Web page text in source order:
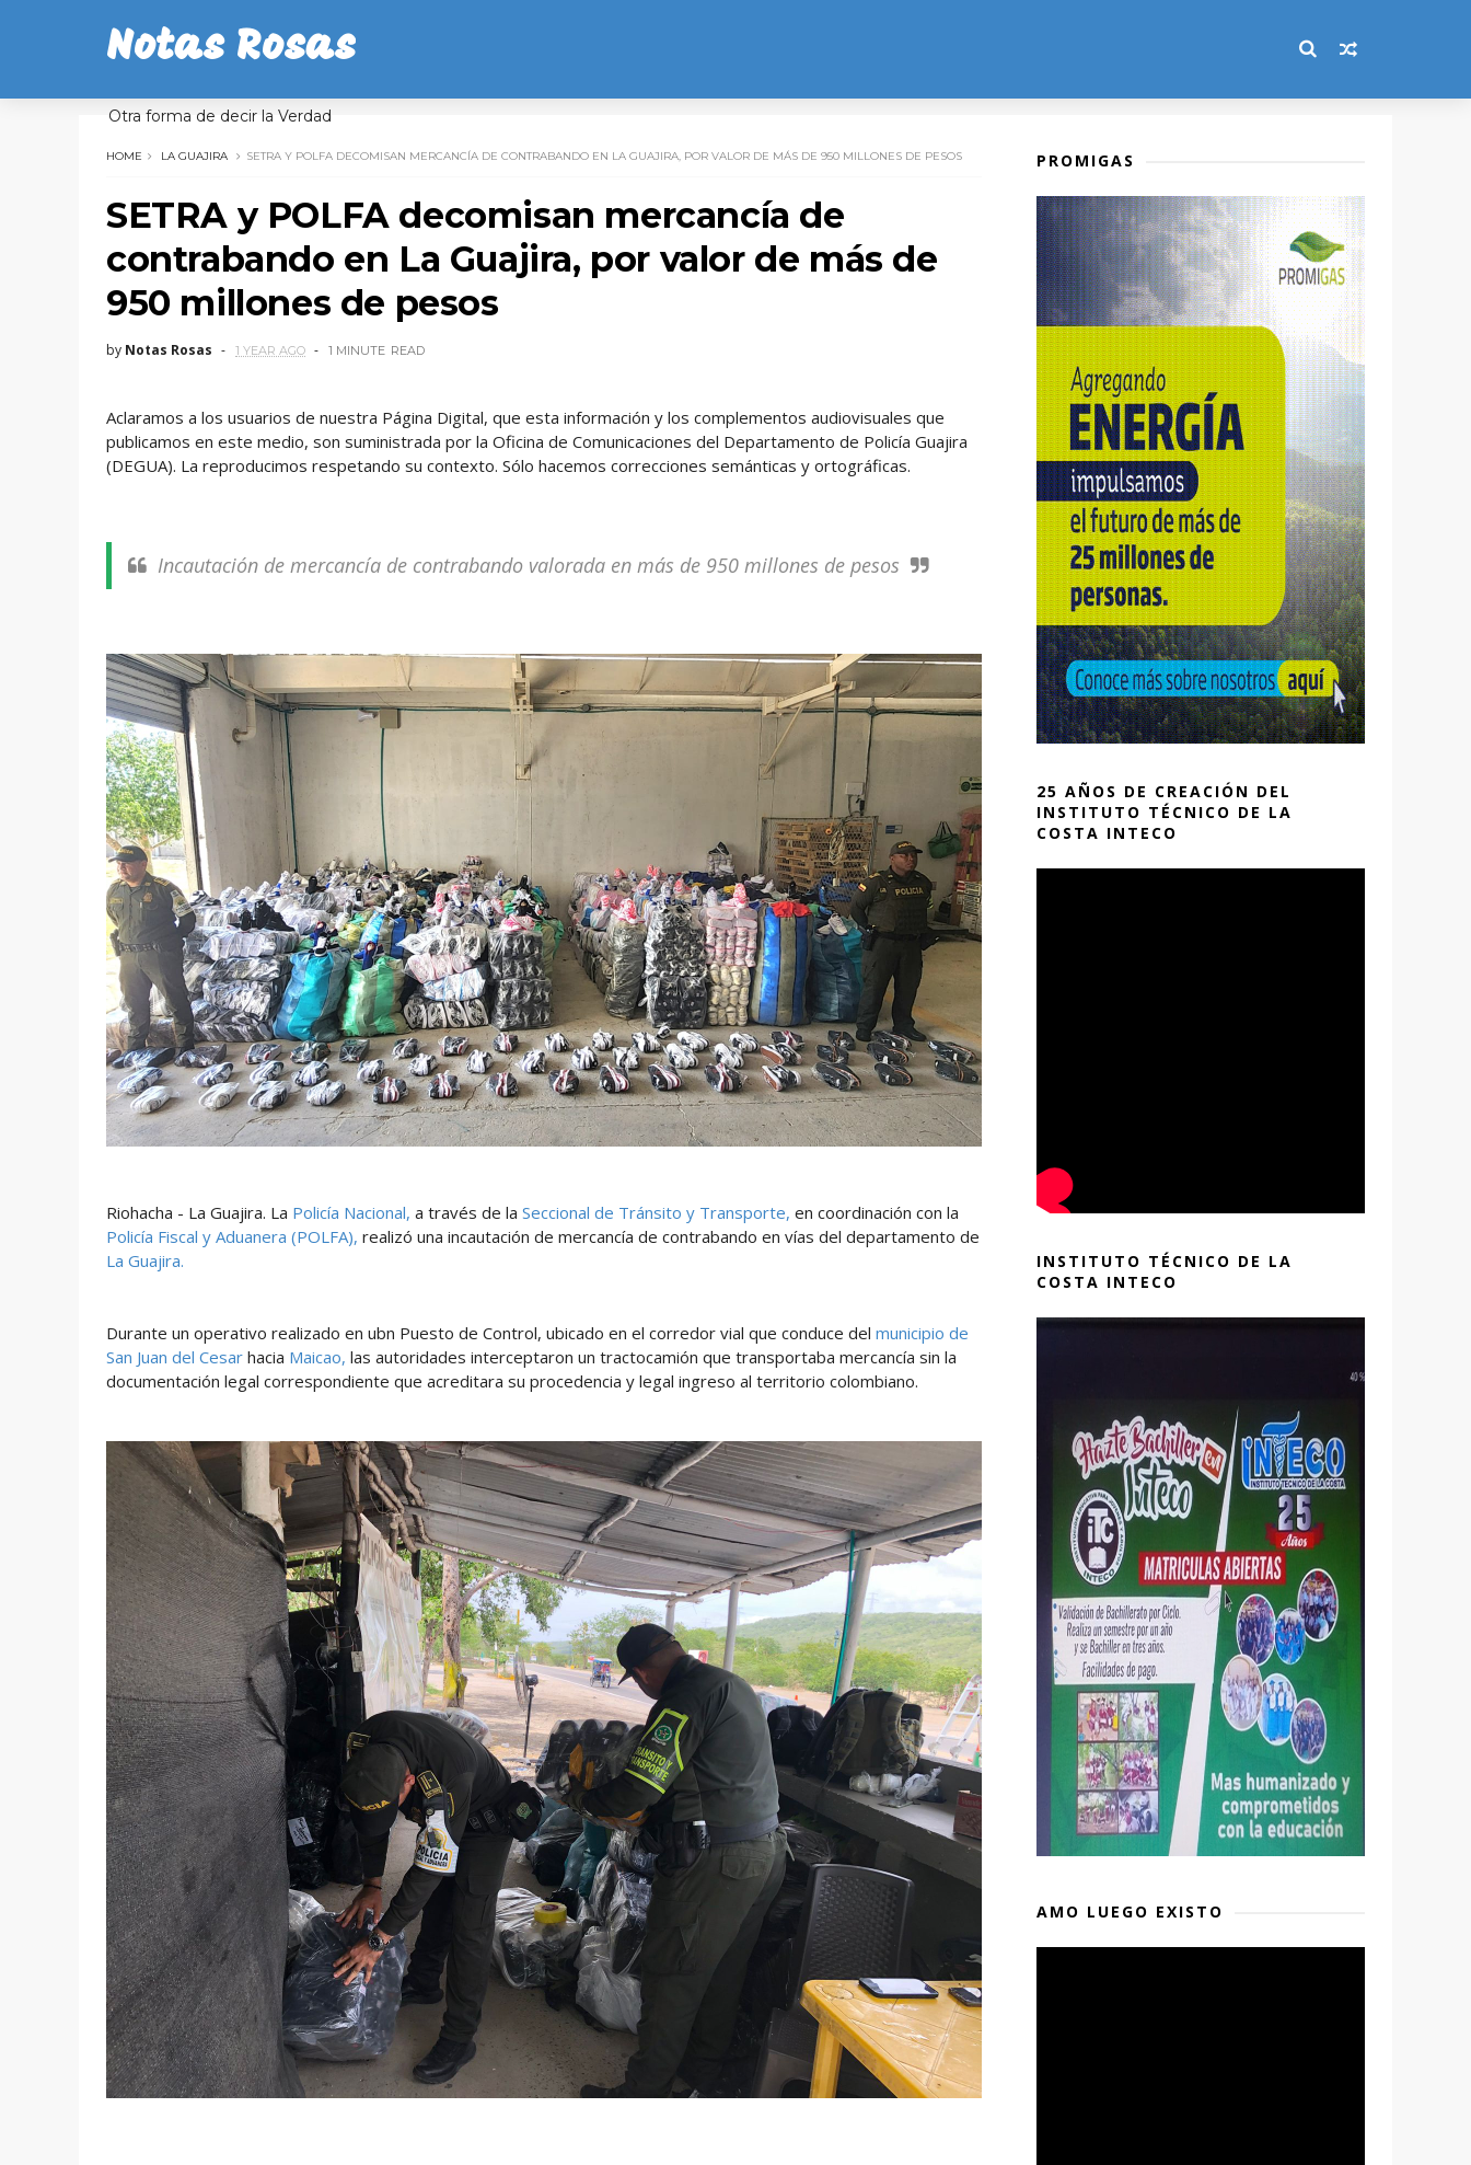
Notas Rosas
Otra forma de decir la Verdad
HOME LA GUAJIRA SETRA Y POLFA DECOMISAN MERCANCÍA DE CONTRABANDO EN LA GUAJIRA, POR VALOR DE MÁS DE 950 MILLONES DE PESOS
SETRA y POLFA decomisan mercancía de
contrabando en La Guajira, por valor de más de
950 millones de pesos
by Notas Rosas 1 YEAR AGO 1 MINUTE READ
Aclaramos a los usuarios de nuestra Página Digital, que esta información y los complementos audiovisuales que
publicamos en este medio, son suministrada por la Oficina de Comunicaciones del Departamento de Policía Guajira
(DEGUA). La reproducimos respetando su contexto. Sólo hacemos correcciones semánticas y ortográficas.
Incautación de mercancía de contrabando valorada en más de 950 millones de pesos
Riohacha - La Guajira. La Policía Nacional, a través de la Seccional de Tránsito y Transporte, en coordinación con la
Policía Fiscal y Aduanera (POLFA), realizó una incautación de mercancía de contrabando en vías del departamento de
La Guajira.
Durante un operativo realizado en ubn Puesto de Control, ubicado en el corredor vial que conduce del municipio de
San Juan del Cesar hacia Maicao, las autoridades interceptaron un tractocamión que transportaba mercancía sin la
documentación legal correspondiente que acreditara su procedencia y legal ingreso al territorio colombiano.
PROMIGAS
25 AÑOS DE CREACIÓN DEL
INSTITUTO TÉCNICO DE LA
COSTA INTECO
INSTITUTO TÉCNICO DE LA
COSTA INTECO
AMO LUEGO EXISTO